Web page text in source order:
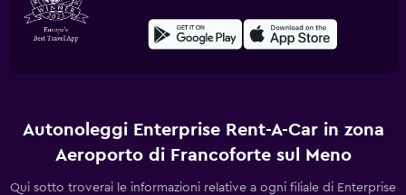
Autonoleggi Enterprise Rent-A-Car in zona
Aeroporto di Francoforte sul Meno
Qui sotto troverai le informazioni relative a ogni filiale di Enterprise